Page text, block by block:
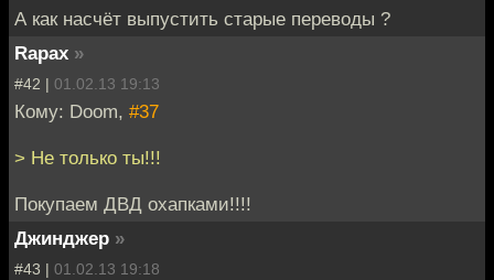
А как насчёт выпустить старые переводы ?
Rapax »
#42 | 01.02.13 19:13
Кому: Doom, #37
> Не только ты!!!
Покупаем ДВД охапками!!!!
Джинджер »
#43 | 01.02.13 19:18